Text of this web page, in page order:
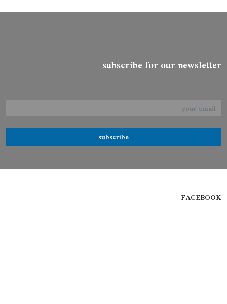
subscribe for our newsletter
subscribe
FACEBOOK